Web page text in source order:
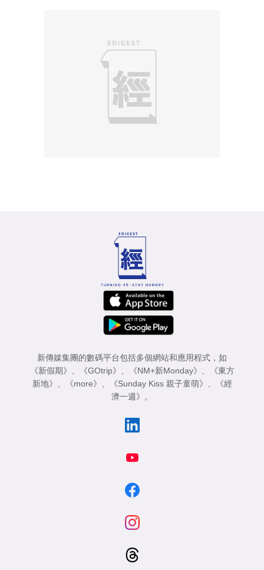
新傳媒集團的數碼平台包括多個網站和應用程式，如
《新假期》
《GOtrip》 《NM+新Monday》
《東方
新地》
《more》 《Sunday Kiss 親子童萌》
《經
濟一週》
。